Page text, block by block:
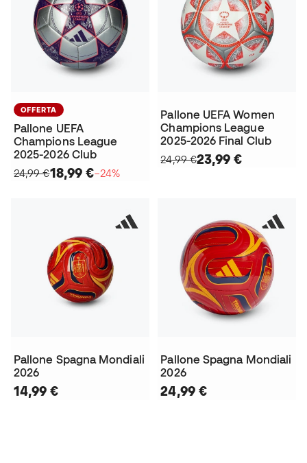
OFFERTA
Pallone UEFA
Champions League
2025-2026 Club
24,99 €18,99 €−24%
Pallone UEFA Women
Champions League
2025-2026 Final Club
24,99 €23,99 €
Pallone Spagna Mondiali
2026
14,99 €
Pallone Spagna Mondiali
2026
24,99 €